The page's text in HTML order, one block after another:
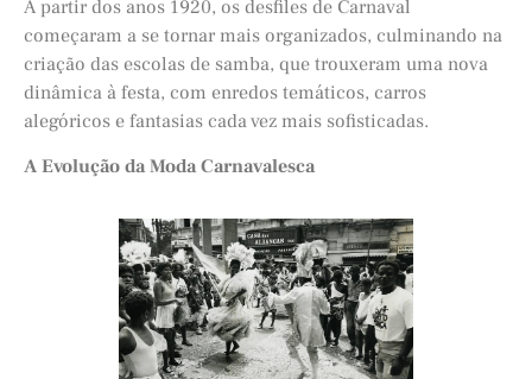
A partir dos anos 1920, os desfiles de Carnaval
começaram a se tornar mais organizados, culminando na
criação das escolas de samba, que trouxeram uma nova
dinâmica à festa, com enredos temáticos, carros
alegóricos e fantasias cada vez mais sofisticadas.
A Evolução da Moda Carnavalesca